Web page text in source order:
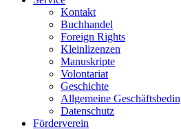
Kontakt
Buchhandel
Foreign Rights
Kleinlizenzen
Manuskripte
Volontariat
Geschichte
Allgemeine
Datenschutz
Förderverein